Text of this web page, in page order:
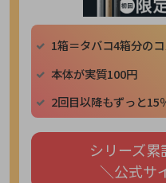
1箱＝タバコ4箱分の
本体が実質100円
2回目以降もずっと15
シリーズ
＼公式サ